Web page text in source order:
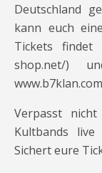
Deutschland
kann euch
Tickets findet
shop.net/)
www.b7klan.com
Verpasst
Kultbands
Sichert eure